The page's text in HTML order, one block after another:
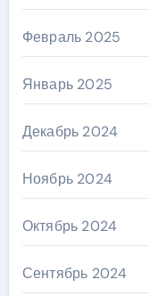
Февраль 2025
Январь 2025
Декабрь 2024
Ноябрь 2024
Октябрь 2024
Сентябрь 2024